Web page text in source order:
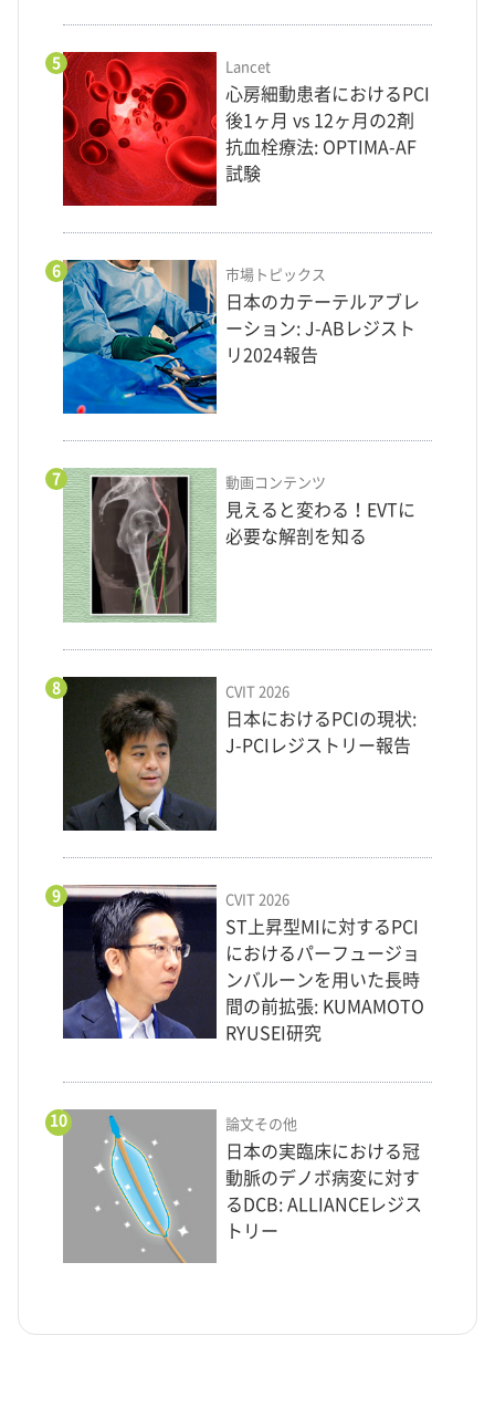
5 Lancet
心房細動患者におけるPCI
後1ヶ月 vs 12ヶ月の2剤
抗血栓療法: OPTIMA-AF
試験
6 市場トピックス
日本のカテーテルアブレ
ーション: J-ABレジスト
リ2024報告
7 動画コンテンツ
見えると変わる！EVTに
必要な解剖を知る
8 CVIT 2026
日本におけるPCIの現状:
J-PCIレジストリー報告
9 CVIT 2026
ST上昇型MIに対するPCI
におけるパーフュージョ
ンバルーンを用いた長時
間の前拡張: KUMAMOTO
RYUSEI研究
10 論文その他
日本の実臨床における冠
動脈のデノボ病変に対す
るDCB: ALLIANCEレジス
トリー